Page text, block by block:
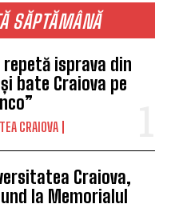
SĂPTĂMÂNĂ
repetă isprava din
bate Craiova pe
CRAIOVA
Craiova,
la Memorialul